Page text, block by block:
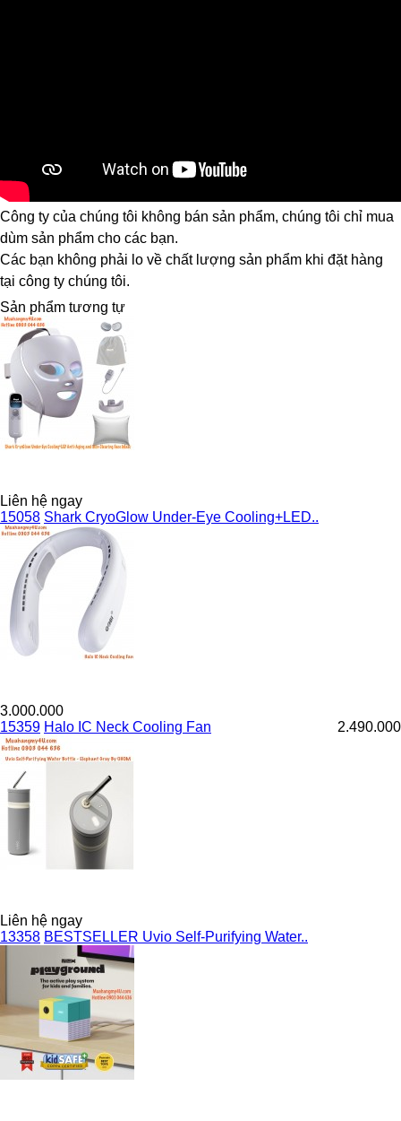
Công ty của chúng tôi không bán sản phẩm, chúng tôi chỉ mua
dùm sản phẩm cho các bạn.
Các bạn không phải lo về chất lượng sản phẩm khi đặt hàng
tại công ty chúng tôi.
Sản phẩm tương tự
Liên hệ ngay
15058 Shark CryoGlow Under-Eye Cooling+LED..
3.000.000
2.490.000
15359 Halo IC Neck Cooling Fan
Liên hệ ngay
13358 BESTSELLER Uvio Self-Purifying Water..